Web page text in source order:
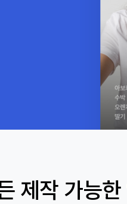
제작 가능한